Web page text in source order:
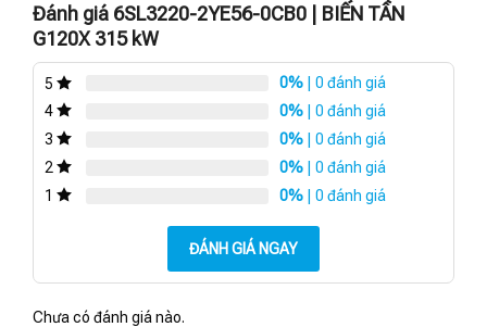
Đánh giá 6SL3220-2YE56-0CB0 | BIẾN TẦN
G120X 315 kW
5 0% | 0 đánh giá
4
0% | 0 đánh giá
3
0% | 0 đánh giá
2
0% | 0 đánh giá
1
0% | 0 đánh giá
ĐÁNH GIÁ NGAY
Chưa có đánh giá nào.